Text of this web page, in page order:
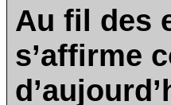
Au fil des
s’affirme